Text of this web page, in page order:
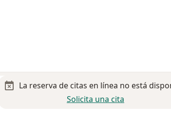
La reserva de citas en línea no está
Solicita una cita